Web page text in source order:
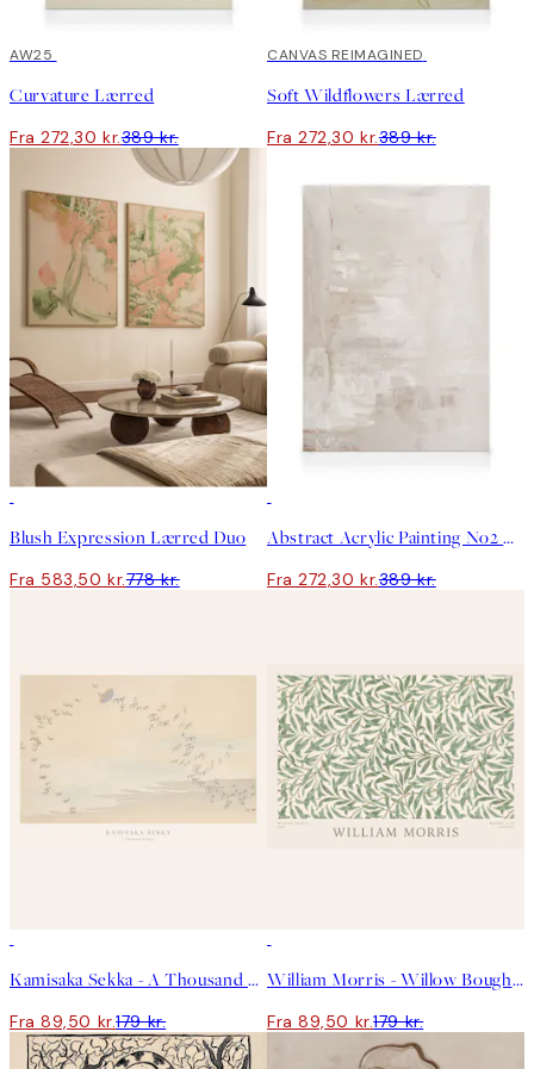
30%*
AW25
Curvature Lærred
Fra 272,30 kr.389 kr.
30%*
CANVAS REIMAGINED
Soft Wildflowers Lærred
Fra 272,30 kr.389 kr.
Blush Expression Lærred Duo
Fra 583,50 kr.778 kr.
Abstract Acrylic Painting No2 Lærred
Fra 272,30 kr.389 kr.
Kamisaka Sekka - A Thousand Grasses Pl.09 Plakat
Fra 89,50 kr.179 kr.
William Morris - Willow Bough Landscape Plakat
Fra 89,50 kr.179 kr.